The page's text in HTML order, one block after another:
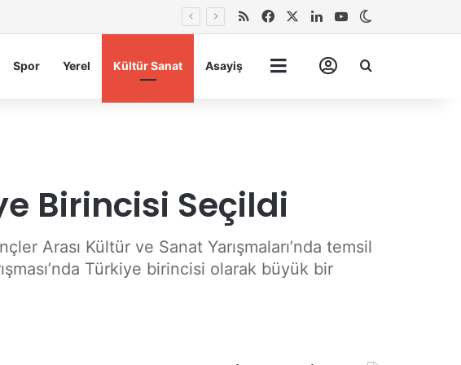
RSS FacebookLinkedInYouTube
Spor Yerel Kültür Sanat Asayiş HesabımArma
Birincisi Seçildi
Arası Kültür ve Sanat Yarışmaları’nda temsil
Türkiye birincisi olarak büyük bir